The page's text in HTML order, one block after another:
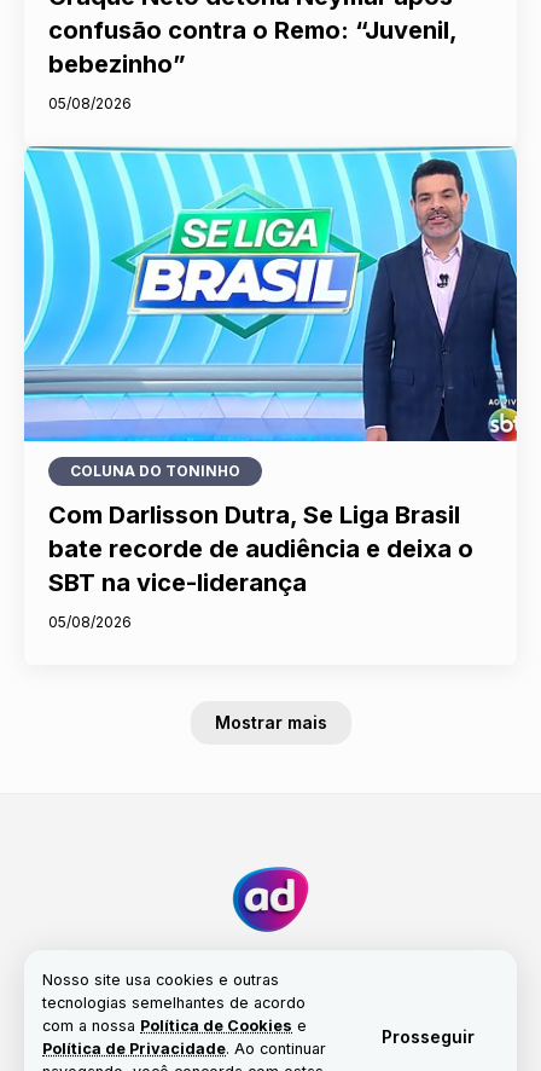
Nosso site usa cookies e outras
tecnologias semelhantes de acordo
com a nossa Política de Cookies e
Política de Privacidade. Ao continuar
Prosseguir
confusão contra o Remo: “Juvenil,
bebezinho”
05/08/2026
COLUNA DO TONINHO
Com Darlisson Dutra, Se Liga Brasil
bate recorde de audiência e deixa o
SBT na vice-liderança
05/08/2026
Mostrar mais
Fale conosco Nossa história
Propriedade